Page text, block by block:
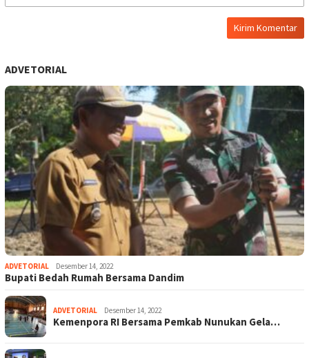
ADVETORIAL
ADVETORIAL Desember 14, 2022
Bupati Bedah Rumah Bersama Dandim
ADVETORIAL Desember 14, 2022
Kemenpora RI Bersama Pemkab Nunukan Gela…